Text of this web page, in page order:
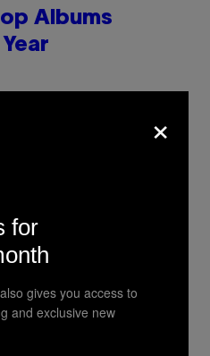
Albums
Gamer With Its
Peak Pro
×
for
gives you access to
and exclusive new